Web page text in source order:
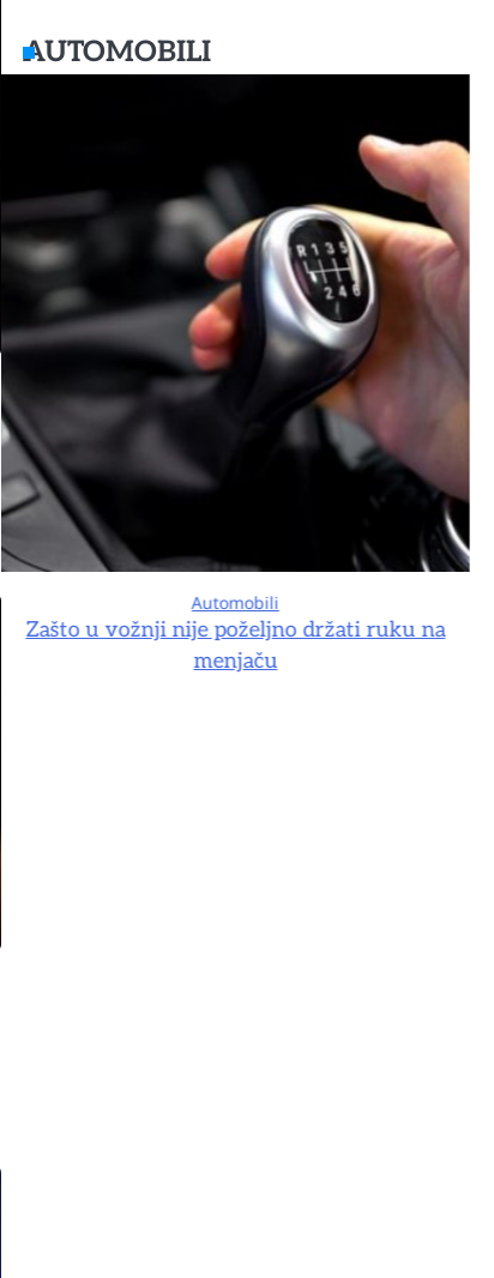
AUTOMOBILI
Automobili
Zašto u vožnji nije poželjno držati ruku na
menjaču